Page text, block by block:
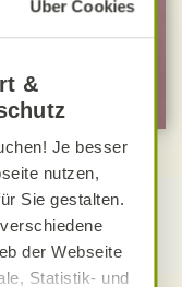
Über Cookies
&
Je besser
nutzen,
Sie gestalten.
der Webseite
Statistik- und